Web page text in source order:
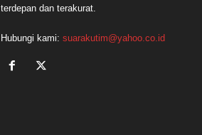
terdepan dan terakurat.
Hubungi kami: suarakutim@yahoo.co.id